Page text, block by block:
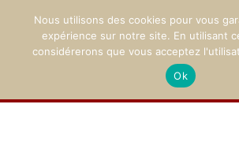
02 47 94 21 15
Nous utilisons des cookies pour vous
expérience sur notre site. En utilisant
considérerons que vous acceptez
Ok